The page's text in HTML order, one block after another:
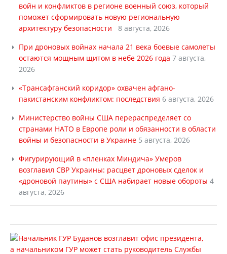
войн и конфликтов в регионе военный союз, который
поможет сформировать новую региональную
архитектуру безопасности
8 августа, 2026
При дроновых войнах начала 21 века боевые самолеты
остаются мощным щитом в небе 2026 года 7 августа,
2026
«Трансафганский коридор» охвачен афгано-
пакистанским конфликтом: последствия 6 августа, 2026
Министерство войны США перераспределяет со
странами НАТО в Европе роли и обязанности в области
войны и безопасности в Украине 5 августа, 2026
Фигурирующий в «пленках Миндича» Умеров
возглавил СВР Украины: расцвет дроновых сделок и
«дроновой паутины» с США набирает новые обороты 4
августа, 2026